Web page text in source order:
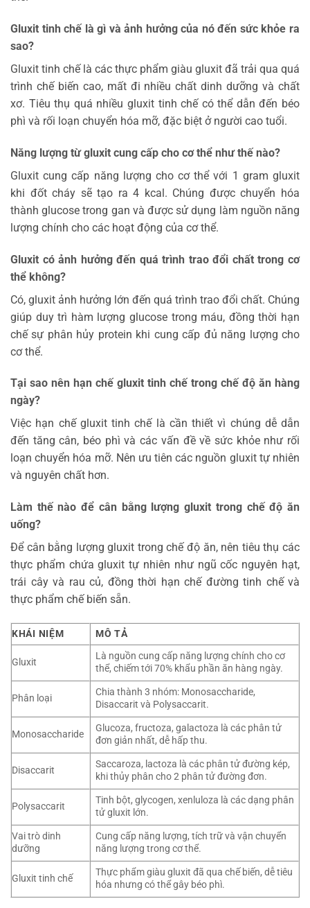
Gluxit tinh chế là gì và ảnh hưởng của nó đến sức khỏe ra
sao?
Gluxit tinh chế là các thực phẩm giàu gluxit đã trải qua quá
trình chế biến cao, mất đi nhiều chất dinh dưỡng và chất
xơ. Tiêu thụ quá nhiều gluxit tinh chế có thể dẫn đến béo
phì và rối loạn chuyển hóa mỡ, đặc biệt ở người cao tuổi.
Năng lượng từ gluxit cung cấp cho cơ thể như thế nào?
Gluxit cung cấp năng lượng cho cơ thể với 1 gram gluxit
khi đốt cháy sẽ tạo ra 4 kcal. Chúng được chuyển hóa
thành glucose trong gan và được sử dụng làm nguồn năng
lượng chính cho các hoạt động của cơ thể.
Gluxit có ảnh hưởng đến quá trình trao đổi chất trong cơ
thể không?
Có, gluxit ảnh hưởng lớn đến quá trình trao đổi chất. Chúng
giúp duy trì hàm lượng glucose trong máu, đồng thời hạn
chế sự phân hủy protein khi cung cấp đủ năng lượng cho
cơ thể.
Tại sao nên hạn chế gluxit tinh chế trong chế độ ăn hàng
ngày?
Việc hạn chế gluxit tinh chế là cần thiết vì chúng dễ dẫn
đến tăng cân, béo phì và các vấn đề về sức khỏe như rối
loạn chuyển hóa mỡ. Nên ưu tiên các nguồn gluxit tự nhiên
và nguyên chất hơn.
Làm thế nào để cân bằng lượng gluxit trong chế độ ăn
uống?
Để cân bằng lượng gluxit trong chế độ ăn, nên tiêu thụ các
thực phẩm chứa gluxit tự nhiên như ngũ cốc nguyên hạt,
trái cây và rau củ, đồng thời hạn chế đường tinh chế và
thực phẩm chế biến sẵn.
KHÁI NIỆM MÔ TẢ
Gluxit
Là nguồn cung cấp năng lượng chính cho cơ
thể, chiếm tới 70% khẩu phần ăn hàng ngày.
Phân loại
Chia thành 3 nhóm: Monosaccharide,
Disaccarit và Polysaccarit.
Monosaccharide
Glucoza, fructoza, galactoza là các phân tử
đơn giản nhất, dễ hấp thu.
Disaccarit
Saccaroza, lactoza là các phân tử đường kép,
khi thủy phân cho 2 phân tử đường đơn.
Polysaccarit
Tinh bột, glycogen, xenluloza là các dạng phân
tử gluxit lớn.
Vai trò dinh
dưỡng
Cung cấp năng lượng, tích trữ và vận chuyển
năng lượng trong cơ thể.
Gluxit tinh chế
Thực phẩm giàu gluxit đã qua chế biến, dễ tiêu
hóa nhưng có thể gây béo phì.